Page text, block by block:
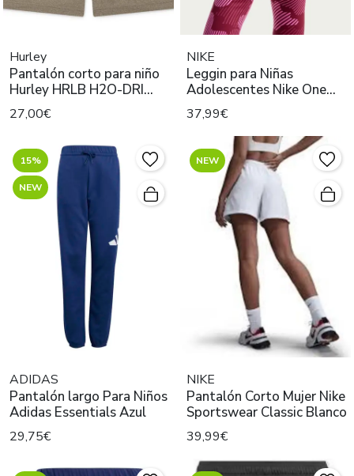
Hurley
Pantalón corto para niño
Hurley HRLB H2O-DRI
KAKI
27,00€
NIKE
Leggin para Niñas
Adolescentes Nike One
Ondas Rosa
37,99€
15%
NEW
ADIDAS
Pantalón largo Para Niños
Adidas Essentials Azul
29,75€
NEW
NIKE
Pantalón Corto Mujer Nike
Sportswear Classic Blanco
39,99€